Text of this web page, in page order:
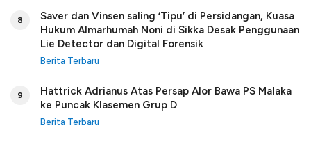
8
Saver dan Vinsen saling ‘Tipu’ di Persidangan, Kuasa
Hukum Almarhumah Noni di Sikka Desak Penggunaan
Lie Detector dan Digital Forensik
Berita Terbaru
9
Hattrick Adrianus Atas Persap Alor Bawa PS Malaka
ke Puncak Klasemen Grup D
Berita Terbaru